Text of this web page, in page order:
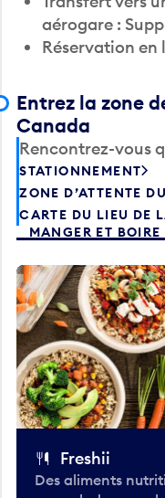
aérogare :
Réservation en
Entrez la zone
Canada
Rencontrez-vous
STATIONNEMENT
ZONE D’ATTENTE
CARTE DU LIEU DE
MANGER ET BOIRE
Freshii
Des aliments